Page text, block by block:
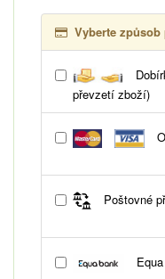
Vyberte způsob
převzetí zboží)
Poštovné